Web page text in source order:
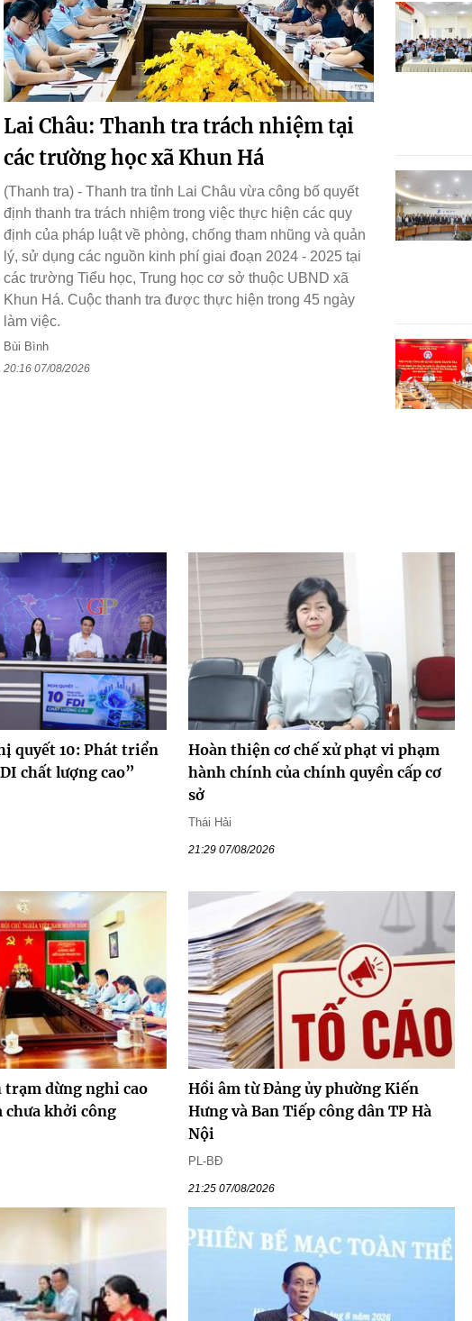
Lai Châu: Thanh tra trách nhiệm tại
các trường học xã Khun Há
(Thanh tra) - Thanh tra tỉnh Lai Châu vừa công bố quyết
định thanh tra trách nhiệm trong việc thực hiện các quy
định của pháp luật về phòng, chống tham nhũng và quản
lý, sử dụng các nguồn kinh phí giai đoạn 2024 - 2025 tại
các trường Tiểu học, Trung học cơ sở thuộc UBND xã
Khun Há. Cuộc thanh tra được thực hiện trong 45 ngày
làm việc.
Bùi Bình
20:16 07/08/2026
quyết 10: Phát triển
chất lượng cao”
Hoàn thiện cơ chế xử phạt vi phạm
hành chính của chính quyền cấp cơ
sở
Thái Hải
21:29 07/08/2026
trạm dừng nghỉ cao
chưa khởi công
Hồi âm từ Đảng ủy phường Kiến
Hưng và Ban Tiếp công dân TP Hà
Nội
PL-BĐ
21:25 07/08/2026